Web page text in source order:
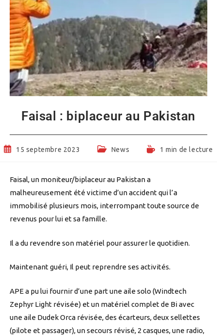
Faisal : biplaceur au Pakistan
Publication
15 septembre 2023
PostNews
Temps1 min de lecture
Faisal, un moniteur/biplaceur au Pakistan a
malheureusement été victime d’un accident qui l’a
immobilisé plusieurs mois, interrompant toute source de
revenus pour lui et sa famille.
Il a du revendre son matériel pour assurer le quotidien.
Maintenant guéri, Il peut reprendre ses activités.
APE a pu lui fournir d’une part une aile solo (Windtech
Zephyr Light révisée) et un matériel complet de Bi avec
une aile Dudek Orca révisée, des écarteurs, deux sellettes
(pilote et passager), un secours révisé, 2 casques, une radio,